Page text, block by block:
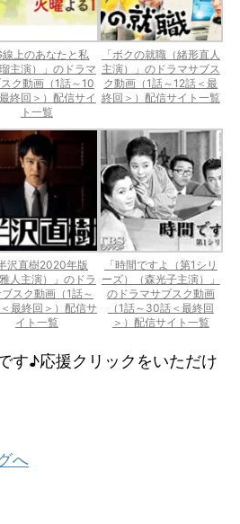
線上のあなたと私
瑠主演）」のドラマ
ク動画（1話～10
終回＞）配信サイ
ト一覧
「ボクの就職（緒形直人
主演）」のドラマサブス
ク動画（1話～12話＜最
終回＞）配信サイト一覧
半沢直樹2020年版
雅人主演）」のドラ
スク動画（1話～
最終回＞）配信サ
イト一覧
「時間ですよ（第1シリ
ーズ）（森光子主演）」
のドラマサブスク動画
（1話～30話＜最終回
＞）配信サイト一覧
す♪応援クリックをいただけ
へ